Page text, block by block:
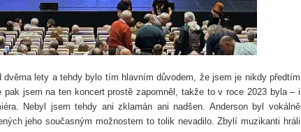
lety a tehdy bylo tím hlavním důvodem, že jsem je nikdy předtím
jsem na ten koncert prostě zapomněl, takže to v roce 2023 byla – i
Nebyl jsem tehdy ani zklamán ani nadšen. Anderson byl vokálně
jeho současným možnostem to tolik nevadilo. Zbylí muzikanti hráli